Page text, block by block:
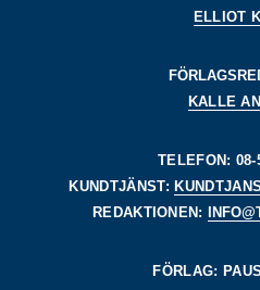
ELLIOT
KALLE
TELEFON: 08-
KUNDTJÄNST:
REDAKTIONEN:
FÖRLAG: